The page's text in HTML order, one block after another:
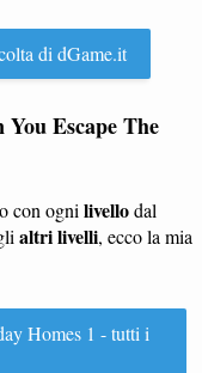
di dGame.it
Escape The
con ogni livellodal
altri livelli, ecco la mia
Homes 1 - tutti i